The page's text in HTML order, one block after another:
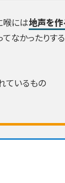
喉には地声を
なかったりす
ているもの